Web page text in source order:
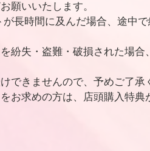
願いいたします。
長時間に及んだ場合、途中で
紛失・盗難・破損された場合
きませんので、予めご了承
お求めの方は、店頭購入特典